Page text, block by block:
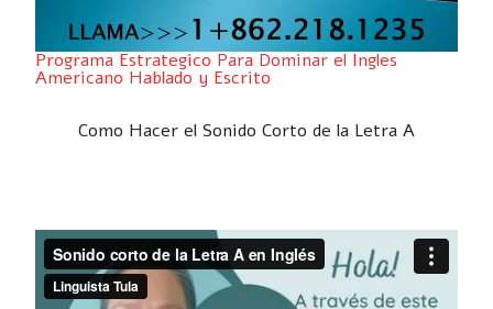
Programa Estrategico Para Dominar el Ingles
Americano Hablado y Escrito
Como Hacer el Sonido Corto de la Letra A